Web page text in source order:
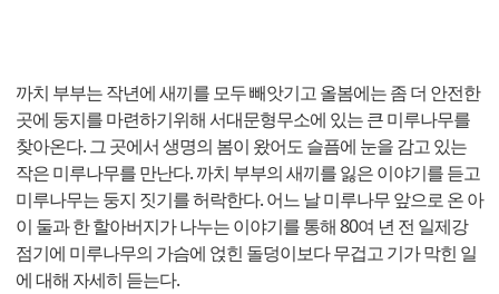
까치 부부는 작년에 새끼를 모두 빼앗기고 올봄에는 좀 더 안전한
곳에 둥지를 마련하기위해 서대문형무소에 있는 큰 미루나무를
찾아온다. 그 곳에서 생명의 봄이 왔어도 슬픔에 눈을 감고 있는
작은 미루나무를 만난다. 까치 부부의 새끼를 잃은 이야기를 듣고
미루나무는 둥지 짓기를 허락한다. 어느 날 미루나무 앞으로 온 아
이 둘과 한 할아버지가 나누는 이야기를 통해 80여 년 전 일제강
점기에 미루나무의 가슴에 얹힌 돌덩이보다 무겁고 기가 막힌 일
에 대해 자세히 듣는다.